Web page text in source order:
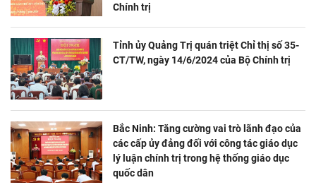
Chính trị
Tỉnh ủy Quảng Trị quán triệt Chỉ thị số 35-
CT/TW, ngày 14/6/2024 của Bộ Chính trị
Bắc Ninh: Tăng cường vai trò lãnh đạo của
các cấp ủy đảng đối với công tác giáo dục
lý luận chính trị trong hệ thống giáo dục
quốc dân